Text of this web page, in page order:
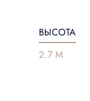
ВЫСОТА
2.7 M